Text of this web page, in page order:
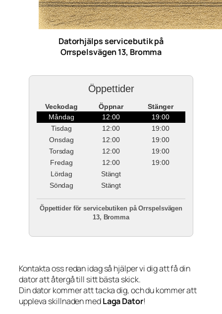
Datorhjälps servicebutik på
Orrspelsvägen 13, Bromma
Öppettider
Veckodag Öppnar
Stänger
Måndag
12:00
19:00
Tisdag
12:00
19:00
Onsdag
12:00
19:00
Torsdag
12:00
19:00
Fredag
12:00
19:00
Lördag
Stängt
Söndag
Stängt
Öppettider för servicebutiken på Orrspelsvägen
13, Bromma
Kontakta oss redan idag så hjälper vi dig att få din
dator att återgå till sitt bästa skick.
Din dator kommer att tacka dig, och du kommer att
uppleva skillnaden medLaga Dator!